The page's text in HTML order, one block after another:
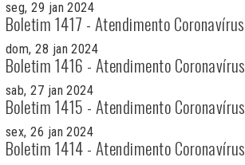
seg, 29 jan 2024
Boletim 1417 - Atendimento Coronavírus
dom, 28 jan 2024
Boletim 1416 - Atendimento Coronavírus
sab, 27 jan 2024
Boletim 1415 - Atendimento Coronavírus
sex, 26 jan 2024
Boletim 1414 - Atendimento Coronavírus